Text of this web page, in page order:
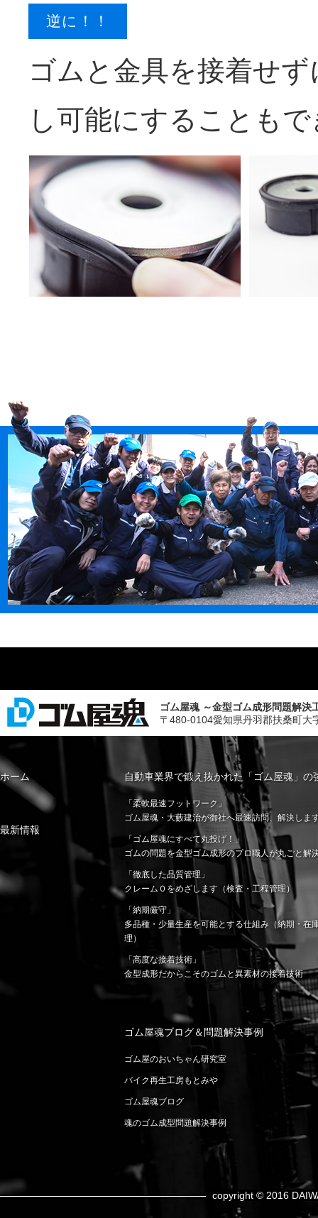
逆に！！
ゴムと金具を接着せ
し可能にすることも
ゴム屋魂 ～金型ゴム成形問題解決
〒480-0104愛知県丹羽郡扶桑町
ホーム
最新情報
自動車業界で鍛え抜かれた「ゴム屋魂」の
「柔軟最速フットワーク」
ゴム屋魂・大藪建治が御社へ最速訪問、解決しま
「ゴム屋魂にすべて丸投げ！」
ゴムの問題を金型ゴム成形のプロ職人が丸ごと解
「徹底した品質管理」
クレーム０をめざします（検査・工程管理）
「納期厳守」
多品種・少量生産を可能とする仕組み（納期・在
理）
「高度な接着技術」
金型成形だからこそのゴムと異素材の接着技術
ゴム屋魂ブログ＆問題解決事例
ゴム屋のおいちゃん研究室
バイク再生工房もとみや
ゴム屋魂ブログ
魂のゴム成型問題解決事例
copyright © 2016